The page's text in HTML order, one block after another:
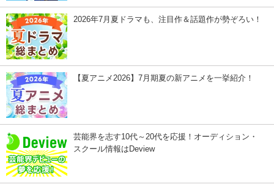
2026年7月夏ドラマも、注目作＆話題作が勢ぞろい！
【夏アニメ2026】7月期夏の新アニメを一挙紹介！
芸能界を志す10代～20代を応援！オーディション・
スクール情報はDeview